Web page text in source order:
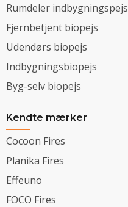
Rumdeler indbygningspejs
Fjernbetjent biopejs
Udendørs biopejs
Indbygningsbiopejs
Byg-selv biopejs
Kendte mærker
Cocoon Fires
Planika Fires
Effeuno
FOCO Fires